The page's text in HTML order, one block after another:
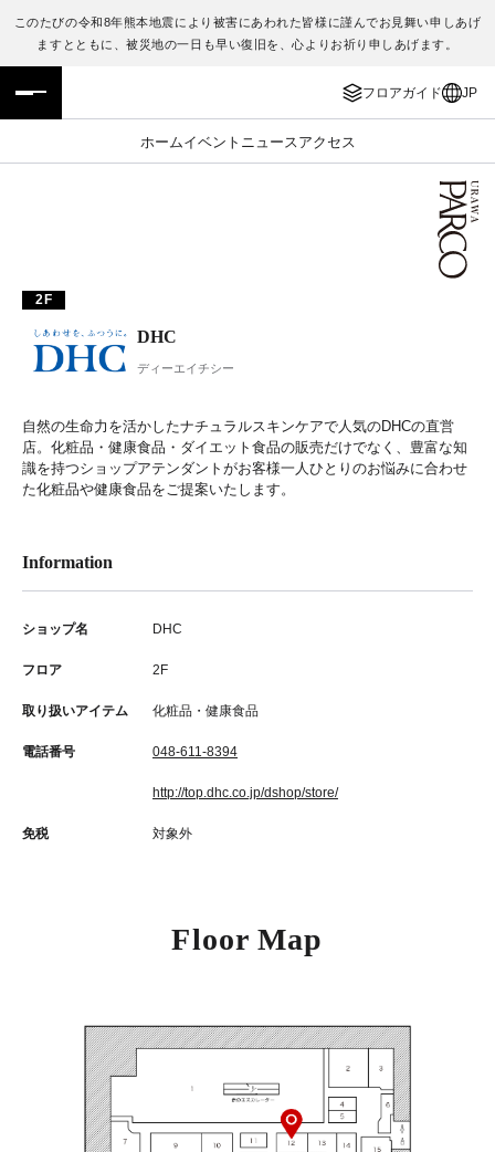
このたびの令和8年熊本地震により被害にあわれた皆様に謹んでお見舞い申しあげ
ますとともに、被災地の一日も早い復旧を、心よりお祈り申しあげます。
フロアガイド JP
ホームイベント ニュース アクセス
フロアガイド
施設案内・アクセス
TAX FREE
JP
ENGLISH
繁体字
日本語
2F
DHC
ディーエイチシー
自然の生命力を活かしたナチュラルスキンケアで人気のDHCの直営
店。化粧品・健康食品・ダイエット食品の販売だけでなく、豊富な知
識を持つショップアテンダントがお客様一人ひとりのお悩みに合わせ
た化粧品や健康食品をご提案いたします。
Information
ショップ名 DHC
フロア 2F
取り扱いアイテム 化粧品・健康食品
電話番号 048-611-8394
http://top.dhc.co.jp/dshop/store/
免税 対象外
Floor Map